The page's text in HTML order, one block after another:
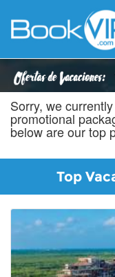
Sorry, we
promotional
below are our top
Top